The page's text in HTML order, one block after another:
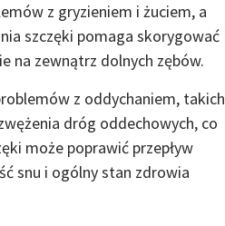
z gryzieniem i żuciem, a
szczęki pomaga skorygować
na zewnątrz dolnych zębów.
z oddychaniem, takich
dróg oddechowych, co
może poprawić przepływ
snu i ogólny stan zdrowia